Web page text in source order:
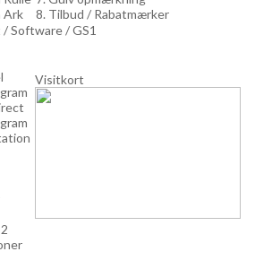
Ark
8. Tilbud / Rabatmærker
Software / GS1
Visitkort